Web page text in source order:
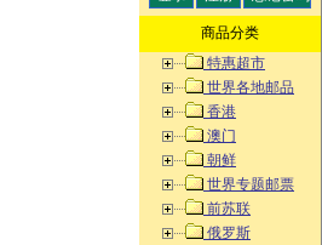
商品分类
特惠超市
世界各地邮品
香港
澳门
朝鲜
世界专题邮票
前苏联
俄罗斯